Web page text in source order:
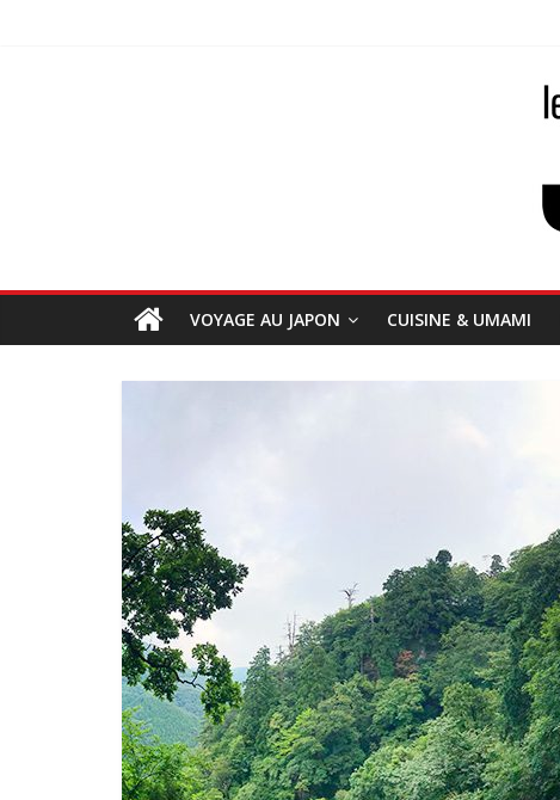
VOYAGE AU JAPON CUISINE & UMAMI